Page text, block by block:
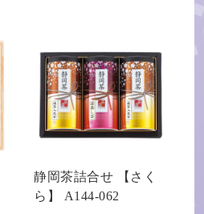
静岡茶詰合せ 【さく
ら】 A144-062